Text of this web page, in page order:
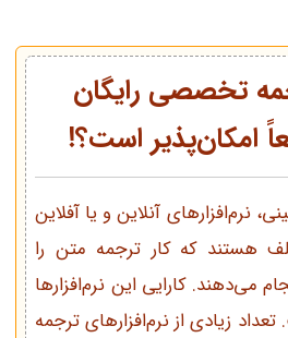
تخصصی رایگان
امکان‌پذیر است؟!
نرم‌افزارهای آنلاین و یا آفلاین
هستند که کار ترجمه متن را
می‌دهند. کارایی این نرم‌افزارها
زیادی از نرم‌افزارهای ترجمه